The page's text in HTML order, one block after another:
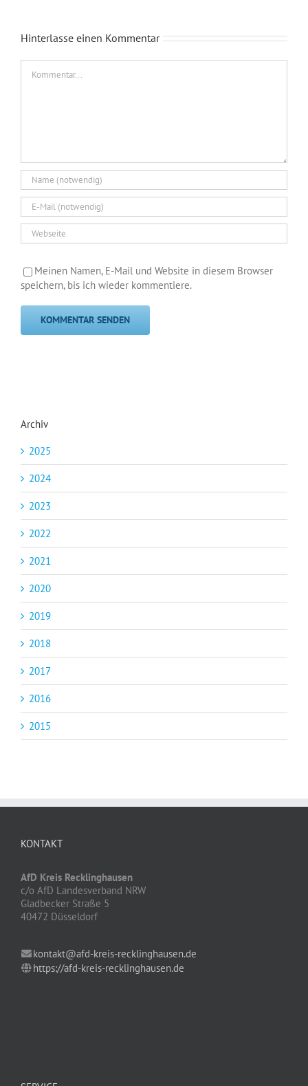
Hinterlasse einen Kommentar
Meinen Namen, E-Mail und Website in diesem Browser
speichern, bis ich wieder kommentiere.
Archiv
2025
2024
2023
2022
2021
2020
2019
2018
2017
2016
2015
KONTAKT
AfD Kreis Recklinghausen
c/o AfD Landesverband NRW
Gladbecker Straße 5
40472 Düsseldorf
kontakt@afd-kreis-recklinghausen.de
https://afd-kreis-recklinghausen.de